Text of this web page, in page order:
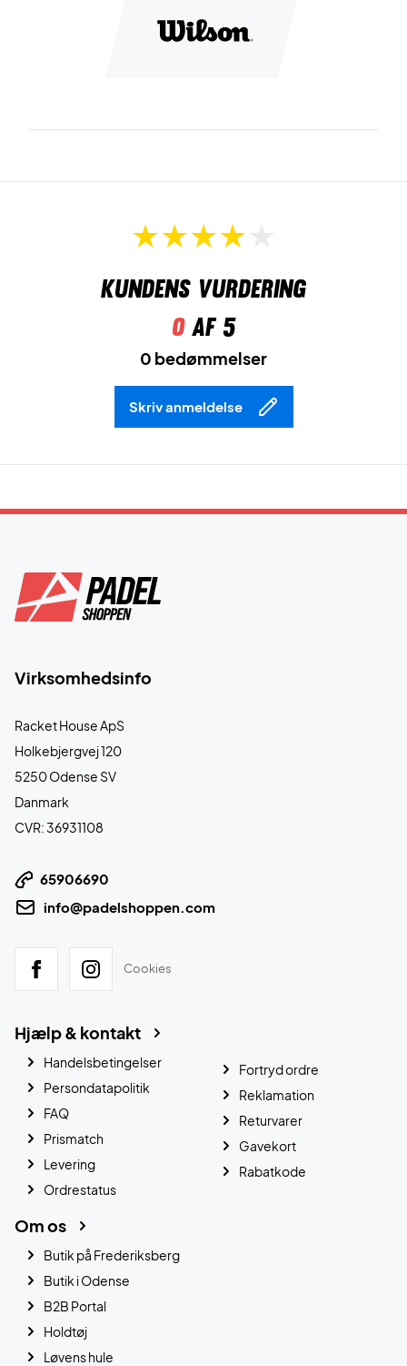
Kundens vurdering
0af 5
0 bedømmelser
Skriv anmeldelse
Virksomhedsinfo
Racket House ApS
Holkebjergvej 120
5250 Odense SV
Danmark
CVR: 36931108
65906690
info@padelshoppen.com
Cookies
Hjælp & kontakt
Handelsbetingelser
Persondatapolitik
FAQ
Prismatch
Levering
Ordrestatus
Fortryd ordre
Reklamation
Returvarer
Gavekort
Rabatkode
Om os
Butik på Frederiksberg
Butik i Odense
B2B Portal
Holdtøj
Løvens hule